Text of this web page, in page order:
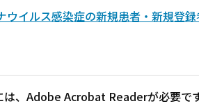
ウイルス感染症の新規患者・新規登
、Adobe Acrobat Readerが必要です